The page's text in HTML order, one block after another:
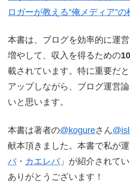
ロガーが教える”俺メディア”の
本書は、ブログを効率的に運
増やして、収入を得るための
載されています。特に重要だ
アップしながら、ブログ運営
いと思います。
本書は著者の@kogureさん
献本頂きました。本書で私が
バ・ カエレバ」が紹介されて
ありがとうございます！